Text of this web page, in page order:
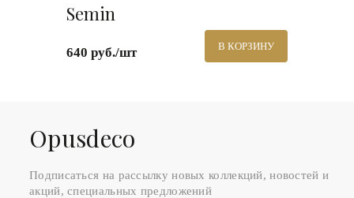
Semin
640 руб./шт В КОРЗИНУ
Оpusdeco
Подписаться на рассылку новых коллекций, новостей и
акций, специальных предложений